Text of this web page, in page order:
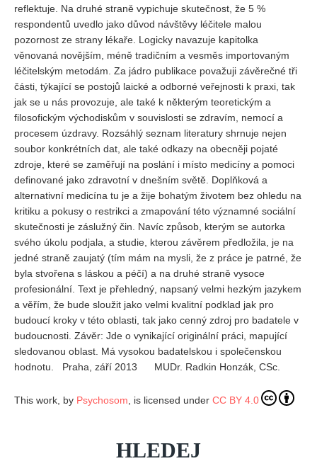
reflektuje. Na druhé straně vypichuje skutečnost, že 5 %
respondentů uvedlo jako důvod návštěvy léčitele malou
pozornost ze strany lékaře. Logicky navazuje kapitolka
věnovaná novějším, méně tradičním a vesměs importovaným
léčitelským metodám. Za jádro publikace považuji závěrečné tři
části, týkající se postojů laické a odborné veřejnosti k praxi, tak
jak se u nás provozuje, ale také k některým teoretickým a
filosofickým východiskům v souvislosti se zdravím, nemocí a
procesem úzdravy. Rozsáhlý seznam literatury shrnuje nejen
soubor konkrétních dat, ale také odkazy na obecněji pojaté
zdroje, které se zaměřují na poslání i místo medicíny a pomoci
definované jako zdravotní v dnešním světě. Doplňková a
alternativní medicína tu je a žije bohatým životem bez ohledu na
kritiku a pokusy o restrikci a zmapování této významné sociální
skutečnosti je záslužný čin. Navíc způsob, kterým se autorka
svého úkolu podjala, a studie, kterou závěrem předložila, je na
jedné straně zaujatý (tím mám na mysli, že z práce je patrné, že
byla stvořena s láskou a péčí) a na druhé straně vysoce
profesionální. Text je přehledný, napsaný velmi hezkým jazykem
a věřím, že bude sloužit jako velmi kvalitní podklad jak pro
budoucí kroky v této oblasti, tak jako cenný zdroj pro badatele v
budoucnosti. Závěr: Jde o vynikající originální práci, mapující
sledovanou oblast. Má vysokou badatelskou i společenskou
hodnotu. Praha, září 2013 MUDr. Radkin Honzák, CSc.
This work, by Psychosom , is licensed under CC BY 4.0
HLEDEJ